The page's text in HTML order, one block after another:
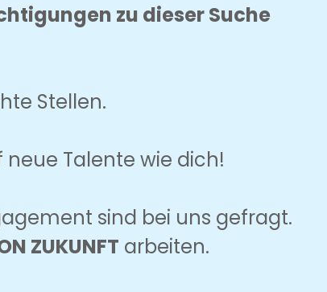
zu dieser Suche
Stellen.
Talente wie dich!
sind bei uns gefragt.
ZUKUNFT arbeiten.